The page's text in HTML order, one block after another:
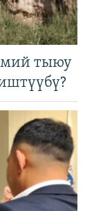
тыюу